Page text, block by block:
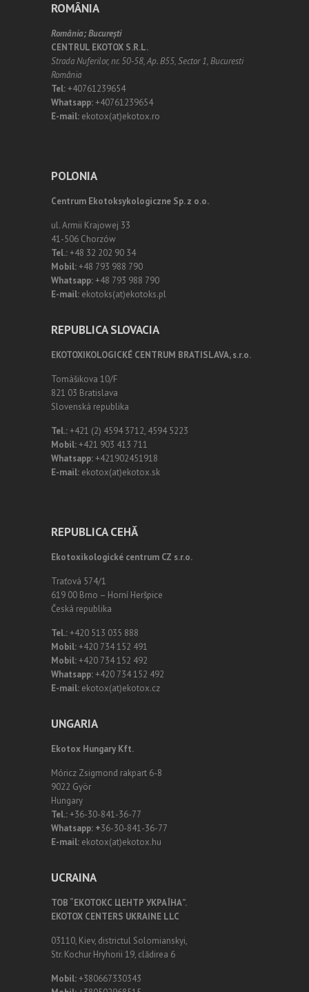
ROMÂNIA
România;Bucureşti
CENTRUL EKOTOX S.R.L.
Strada Nuferilor, nr. 50-58, Ap. B55, Sector 1, Bucuresti
România
Tel:+40761239654
Whatsapp:+40761239654
E-mail: ekotox(at)ekotox.ro
POLONIA
Centrum Ekotoksykologiczne Sp. z o.o.
ul. Armii Krajowej 33
41-506 Chorzów
Tel.:+48 32 202 90 34
Mobil:+48 793 988 790
Whatsapp:+48 793 988 790
E-mail: ekotoks(at)ekotoks.pl
REPUBLICA SLOVACIA
EKOTOXIKOLOGICKÉ CENTRUM BRATISLAVA, s.r.o.
Tomášikova 10/F
821 03 Bratislava
Slovenská republika
Tel.:+421 (2) 4594 3712, 4594 5223
Mobil:+421 903 413 711
Whatsapp:+421902451918
E-mail: ekotox(at)ekotox.sk
REPUBLICA CEHĂ
Ekotoxikologické centrum CZ s.r.o.
Traťová 574/1
619 00 Brno – Horní Heršpice
Česká republika
Tel.:+420 513 035 888
Mobil:+420 734 152 491
Mobil:+420 734 152 492
Whatsapp:+420 734 152 492
E-mail: ekotox(at)ekotox.cz
UNGARIA
Ekotox Hungary Kft.
Móricz Zsigmond rakpart 6-8
9022 Györ
Hungary
Tel.:+36-30-841-36-77
Whatsapp: +36-30-841-36-77
E-mail: ekotox(at)ekotox.hu
UCRAINA
ТОВ “ЕКОТОКС ЦЕНТР УКРАЇНА”.
EKOTOX CENTERS UKRAINE LLC
03110, Kiev, districtul Solomianskyi,
Str. Kochur Hryhorii 19, clădirea 6
Mobil:+380667330343